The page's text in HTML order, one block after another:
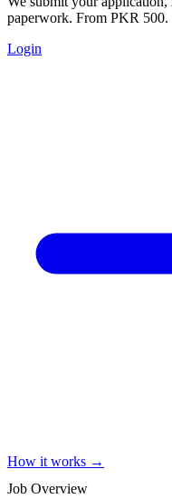
paperwork. From PKR 500.
Login
How it works →
Job Overview